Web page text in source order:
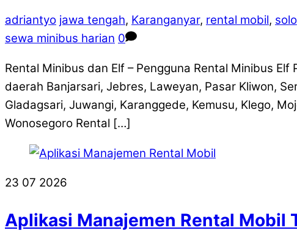
adriantyo jawa tengah, Karanganyar, rental mobil, solo
sewa minibus harian 0
Rental Minibus dan Elf – Pengguna Rental Minibus
daerah Banjarsari, Jebres, Laweyan, Pasar Kliwon,
Gladagsari, Juwangi, Karanggede, Kemusu, Klego,
Wonosegoro Rental […]
23 07 2026
Aplikasi Manajemen Rental Mobil